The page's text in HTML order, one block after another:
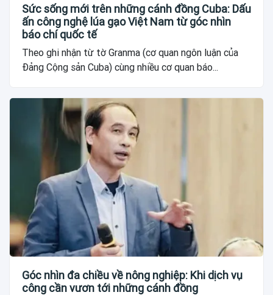
Sức sống mới trên những cánh đồng Cuba: Dấu
ấn công nghệ lúa gạo Việt Nam từ góc nhìn
báo chí quốc tế
Theo ghi nhận từ tờ Granma (cơ quan ngôn luận của
Đảng Cộng sản Cuba) cùng nhiều cơ quan báo...
Góc nhìn đa chiều về nông nghiệp: Khi dịch vụ
công cần vươn tới những cánh đồng